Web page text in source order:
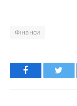
Фінанси
Facebook